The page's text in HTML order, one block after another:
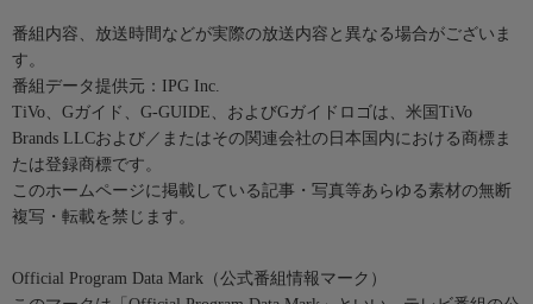
番組内容、放送時間などが実際の放送内容と異なる場合がございま
す。
番組データ提供元：IPG Inc.
TiVo、Gガイド、G-GUIDE、およびGガイドロゴは、米国TiVo
Brands LLCおよび／またはその関連会社の日本国内における商標ま
たは登録商標です。
このホームページに掲載している記事・写真等あらゆる素材の無断
複写・転載を禁じます。
Official Program Data Mark（公式番組情報マーク）